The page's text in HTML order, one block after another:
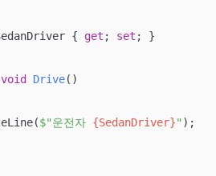
{ get ; set ; }
void Drive( )
$"운전자 {SedanDriver}" );